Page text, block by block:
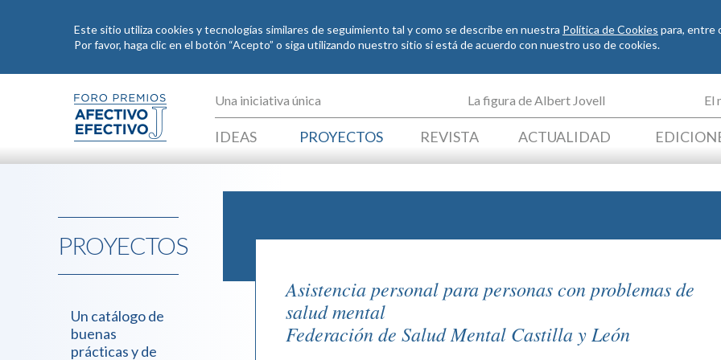
Este sitio utiliza cookies y tecnologías similares de seguimiento tal y como se describe en nuestra Política de Cookies para, entre
Por favor, haga clic en el botón “Acepto” o siga utilizando nuestro sitio si está de acuerdo con nuestro uso de cookies.
Una iniciativa única La figura de Albert Jovell El
IDEAS PROYECTOS REVISTA ACTUALIDAD
PROYECTOS
Un catálogo de
buenas
prácticas y de
Asistencia personal para personas con problemas de
salud mental
Federación de Salud Mental Castilla y León